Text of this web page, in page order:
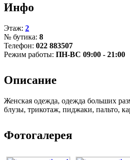
Инфо
Этаж: 2
№ бутика: 8
Телефон: 022 883507
Режим работы: ПН-ВС 09:00 - 21:00
Описание
Женская одежда, одежда больших
блузы, трикотаж, пиджаки, пальто,
Фотогалерея